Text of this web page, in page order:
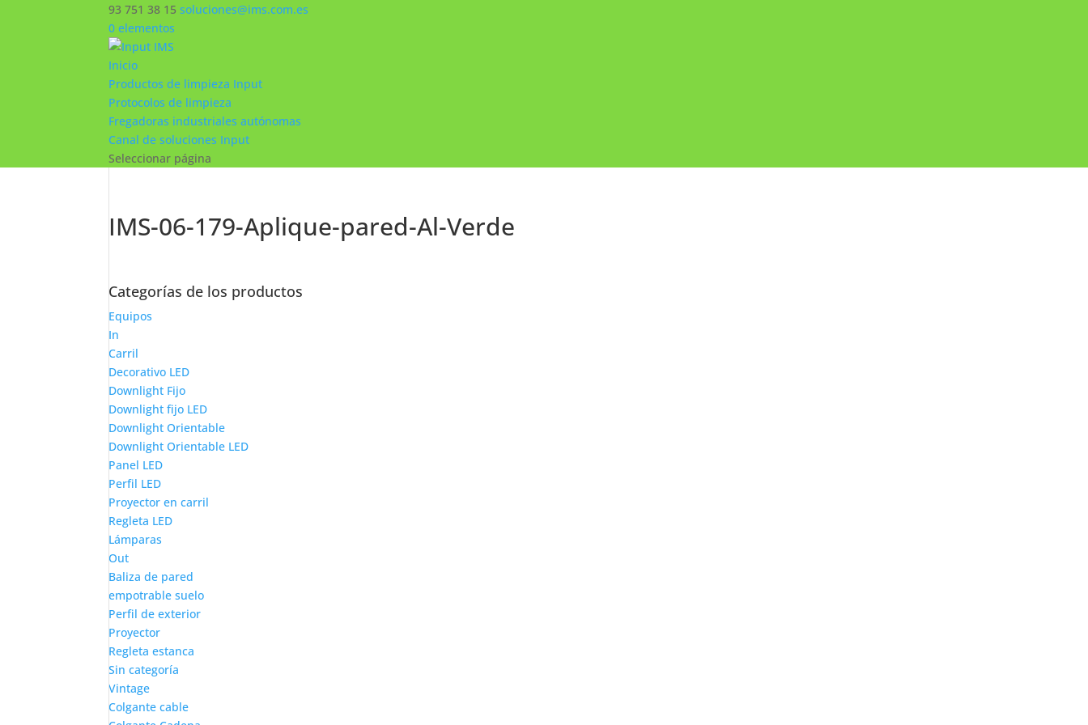
93 751 38 15 soluciones@ims.com.es
0 elementos
Inicio
Productos de limpieza Input
Protocolos de limpieza
Fregadoras industriales autónomas
Canal de soluciones Input
Seleccionar página
IMS-06-179-Aplique-pared-Al-Verde
Categorías de los productos
Equipos
In
Carril
Decorativo LED
Downlight Fijo
Downlight fijo LED
Downlight Orientable
Downlight Orientable LED
Panel LED
Perfil LED
Proyector en carril
Regleta LED
Lámparas
Out
Baliza de pared
empotrable suelo
Perfil de exterior
Proyector
Regleta estanca
Sin categoría
Vintage
Colgante cable